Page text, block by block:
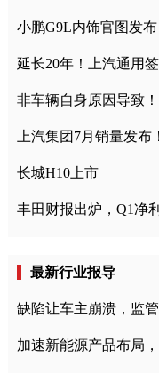
小鹏G9L内饰官图发布
延长20年！上汽通用
非车辆自身原因导致
上汽集团7月销量发布！
长城H10上市
丰田财报出炉，Q1净
最新行业报导
缺陷让车主崩溃，监
加速新能源产品布局